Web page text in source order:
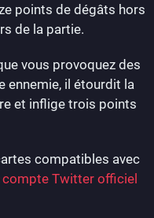
points de dégâts hors
de la partie.
vous provoquez des
ennemie, il étourdit la
et inflige trois points
compatibles avec
compte Twitter officiel